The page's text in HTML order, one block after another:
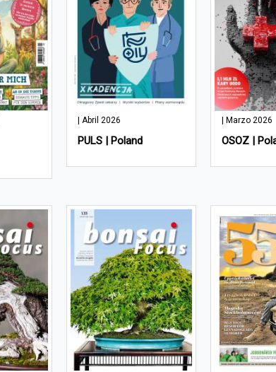
| Abril 2026
PULS | Poland
| Marzo 2026
OSOZ |